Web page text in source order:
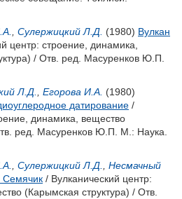
Сулержицкий Л.Д. (1980) Вулкан
центр: строение, динамика,
/ Отв. ред. Масуренков Ю.П.
Л.Д. Егорова И.А. (1980)
датирование /
динамика, вещество
ред. Масуренков Ю.П.
М.: Наука.
Сулержицкий Л.Д.
Несмачный
/ Вулканический центр:
(Карымская структура) / Отв.